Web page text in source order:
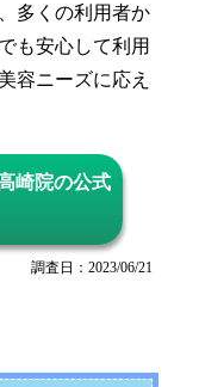
多くの利用者か
も安心して利用
容ニーズに応え
崎院の公式
調査日：2023/06/21